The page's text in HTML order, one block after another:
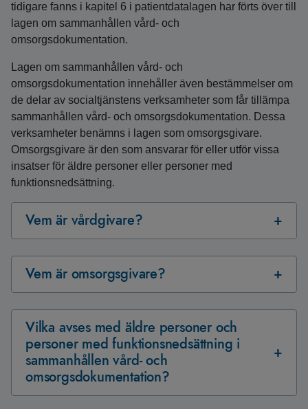
tidigare fanns i kapitel 6 i patientdatalagen har förts över till
lagen om sammanhållen vård- och
omsorgsdokumentation.
Lagen om sammanhållen vård- och
omsorgsdokumentation innehåller även bestämmelser om
de delar av socialtjänstens verksamheter som får tillämpa
sammanhållen vård- och omsorgsdokumentation. Dessa
verksamheter benämns i lagen som omsorgsgivare.
Omsorgsgivare är den som ansvarar för eller utför vissa
insatser för äldre personer eller personer med
funktionsnedsättning.
Vem är vårdgivare?
Vem är omsorgsgivare?
Vilka avses med äldre personer och
personer med funktionsnedsättning i
sammanhållen vård- och
omsorgsdokumentation?